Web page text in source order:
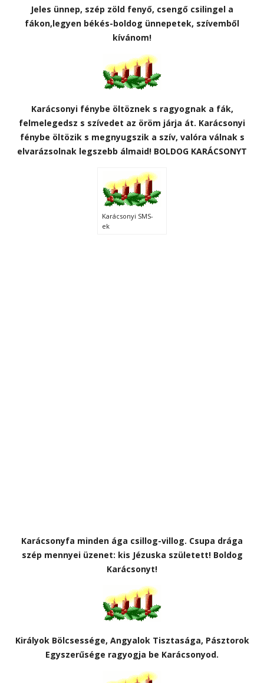
Jeles ünnep, szép zöld fenyő, csengő csilingel a
fákon,legyen békés-boldog ünnepetek, szívemből
kívánom!
Karácsonyi fénybe öltöznek s ragyognak a fák,
felmelegedsz s szívedet az öröm járja át. Karácsonyi
fénybe öltözik s megnyugszik a szív, valóra válnak s
elvarázsolnak legszebb álmaid! BOLDOG KARÁCSONYT
Karácsonyi SMS-
ek
Karácsonyfa minden ága csillog-villog. Csupa drága
szép mennyei üzenet: kis Jézuska született! Boldog
Karácsonyt!
Királyok Bölcsessége, Angyalok Tisztasága, Pásztorok
Egyszerűsége ragyogja be Karácsonyod.